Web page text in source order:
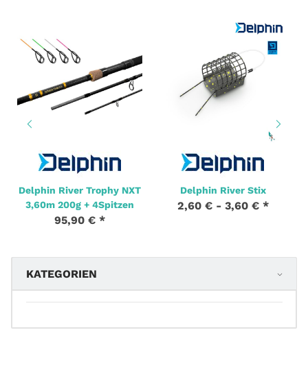
Delphin River Trophy NXT
3,60m 200g + 4Spitzen
95,90 € *
Delphin River Stix
2,60 € - 3,60 € *
KATEGORIEN